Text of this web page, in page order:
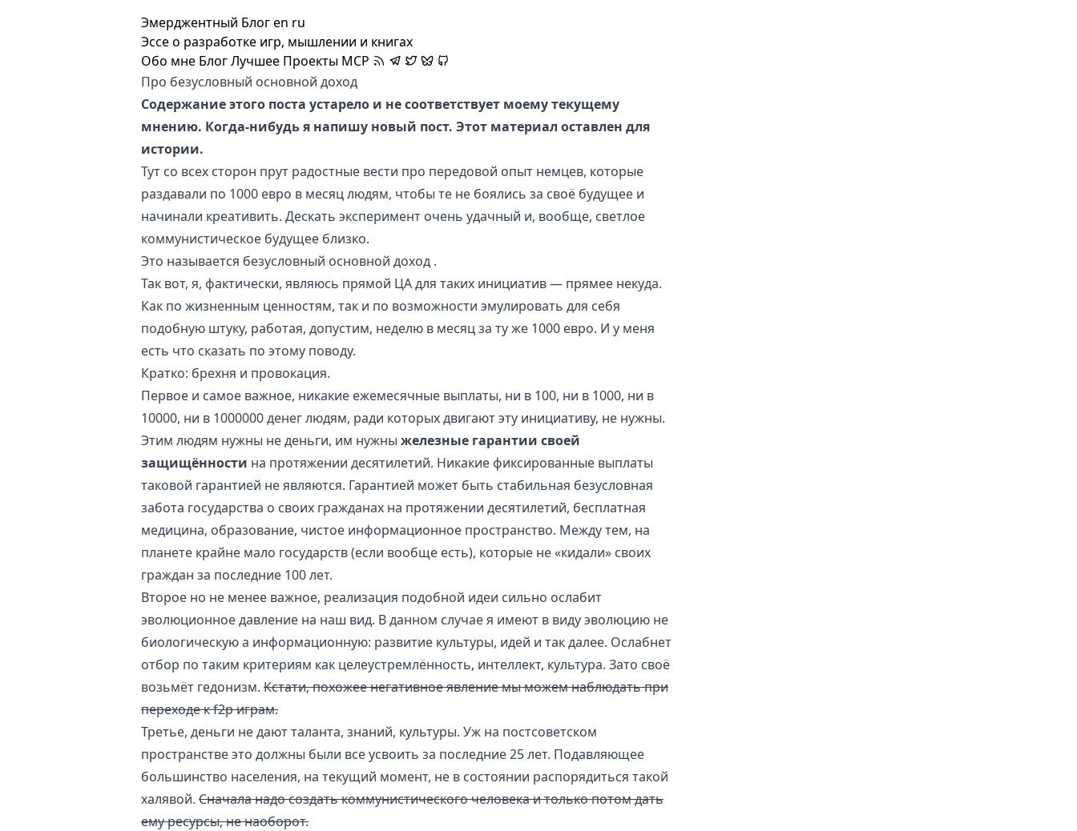
Эмерджентный Блогen ru
Эссе о разработке игр, мышлении и книгах
Обо мне БлогЛучшее Проекты MCP
Про безусловный основной доход
Содержание этого поста устарело и не соответствует моему текущему
мнению. Когда-нибудь я напишу новый пост. Этот материал оставлен для
истории.
Тут со всех сторон прут радостные вести про передовой опыт немцев, которые
раздавали по 1000 евро в месяцлюдям, чтобы те не боялись за своё будущее и
начинали креативить. Дескать эксперимент очень удачный и, вообще, светлое
коммунистическое будущее близко.
Это называется безусловный основной доход .
Так вот, я, фактически, являюсь прямой ЦА для таких инициатив — прямее некуда.
Как по жизненным ценностям, так и по возможности эмулировать для себя
подобную штуку, работая, допустим, неделю в месяц за ту же 1000 евро. И у меня
есть что сказать по этому поводу.
Кратко: брехня и провокация.
Первое и самое важное, никакие ежемесячные выплаты, ни в 100, ни в 1000, ни в
10000, ни в 1000000 денег людям, ради которых двигают эту инициативу, не нужны.
Этим людям нужны не деньги, им нужны железные гарантии своей
защищённости на протяжении десятилетий. Никакие фиксированные выплаты
таковой гарантией не являются. Гарантией может быть стабильная безусловная
забота государства о своих гражданах на протяжении десятилетий, бесплатная
медицина, образование, чистое информационное пространство. Между тем, на
планете крайне мало государств (если вообще есть), которые не «кидали» своих
граждан за последние 100 лет.
Второе но не менее важное, реализация подобной идеи сильно ослабит
эволюционное давление на наш вид. В данном случае я имеют в виду эволюцию не
биологическую а информационную: развитие культуры, идей и так далее. Ослабнет
отбор по таким критериям как целеустремлённость, интеллект, культура. Зато своё
возьмёт гедонизм. Кстати, похожее негативное явление мы можем наблюдать при
переходе к f2p играм.
Третье, деньги не дают таланта, знаний, культуры. Уж на постсоветском
пространстве это должны были все усвоить за последние 25 лет. Подавляющее
большинство населения, на текущий момент, не в состоянии распорядиться такой
халявой. Сначала надо создать коммунистического человека и только потом дать
ему ресурсы, не наоборот.